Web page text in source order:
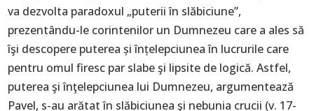
va dezvolta paradoxul „puterii în slăbiciune”,
prezentându-le corintenilor un Dumnezeu care a ales să
îşi descopere puterea și înțelepciunea în lucrurile care
pentru omul firesc par slabe şi lipsite de logică. Astfel,
puterea şi înţelepciunea lui Dumnezeu, argumentează
Pavel, s-au arătat în slăbiciunea şi nebunia crucii (v. 17-